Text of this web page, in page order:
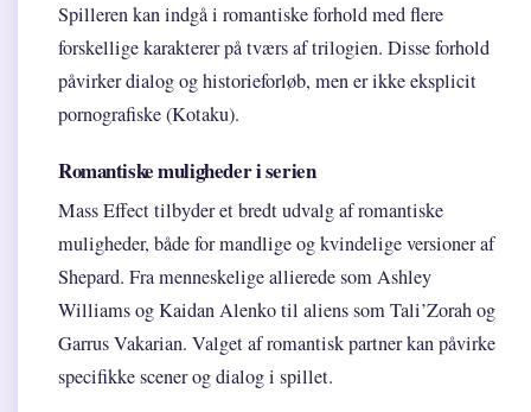
Spilleren kan indgå i romantiske forhold med flere
forskellige karakterer på tværs af trilogien. Disse forhold
påvirker dialog og historieforløb, men er ikke eksplicit
pornografiske (Kotaku).
Romantiske muligheder i serien
Mass Effect tilbyder et bredt udvalg af romantiske
muligheder, både for mandlige og kvindelige versioner af
Shepard. Fra menneskelige allierede som Ashley
Williams og Kaidan Alenko til aliens som Tali’Zorah og
Garrus Vakarian. Valget af romantisk partner kan påvirke
specifikke scener og dialog i spillet.